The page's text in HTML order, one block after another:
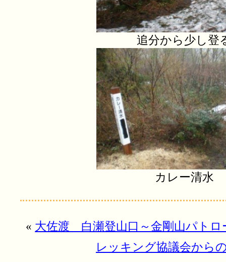
追分から少し登
カレー清水
« 大佐渡 白瀬登山口～金剛山パトロ
レッキング協議会から